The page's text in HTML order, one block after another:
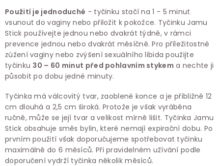
Použití je jednoduché - tyčinku stačí na 1 - 5 minut
vsunout do vaginy nebo přiložit k pokožce. Tyčinku Jamu
Stick používejte jednou nebo dvakrát týdně, v rámci
prevence jednou nebo dvakrát měsíčně. Pro příležitostné
zúžení vaginy nebo zvýšení sexuálního libida použijte
tyčinku 30 – 60 minut před pohlavním stykem a nechte ji
působit po dobu jedné minuty.
Tyčinka má válcovitý tvar, zaoblené konce a je přibližně 12
cm dlouhá a 2,5 cm široká. Protože je však vyráběna
ručně, může se její tvar a velikost mírně lišit. Tyčinka Jamu
Stick obsahuje smĕs bylin, které nemají expirační dobu. Po
prvním použití však doporučujeme spotřebovat tyčinku
maximálně do 6 měsíců. Při pravidelném užívání podle
doporučení vydrží tyčinka několik měsíců.